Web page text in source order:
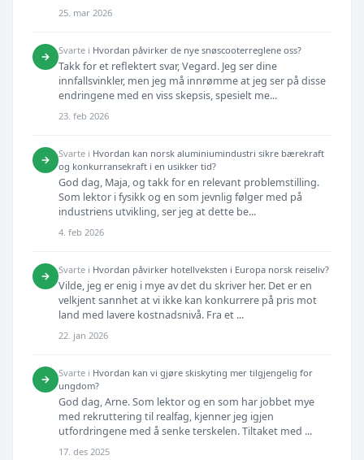
25. mar 2026
→ Svarte i Hvordan påvirker de nye snøscooterreglene oss?
Takk for et reflektert svar, Vegard. Jeg ser dine
innfallsvinkler, men jeg må innrømme at jeg ser på disse
endringene med en viss skepsis, spesielt me...
23. feb 2026
→ Svarte i Hvordan kan norsk aluminiumindustri sikre bærekraft
og konkurransekraft i en usikker tid?
God dag, Maja, og takk for en relevant problemstilling.
Som lektor i fysikk og en som jevnlig følger med på
industriens utvikling, ser jeg at dette be...
4. feb 2026
→ Svarte i Hvordan påvirker hotellveksten i Europa norsk reiseliv?
Vilde, jeg er enig i mye av det du skriver her. Det er en
velkjent sannhet at vi ikke kan konkurrere på pris mot
land med lavere kostnadsnivå. Fra et ...
22. jan 2026
→ Svarte i Hvordan kan vi gjøre skiskyting mer tilgjengelig for
ungdom?
God dag, Arne. Som lektor og en som har jobbet mye
med rekruttering til realfag, kjenner jeg igjen
utfordringene med å senke terskelen. Tiltaket med ...
17. des 2025